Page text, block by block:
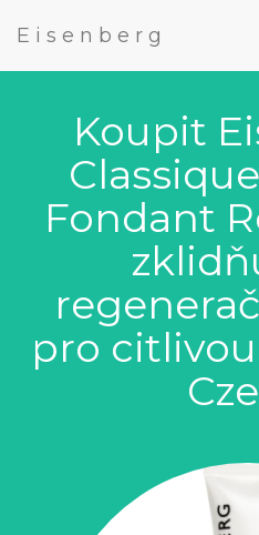
Eisenberg
Koupit
Fondant
pro